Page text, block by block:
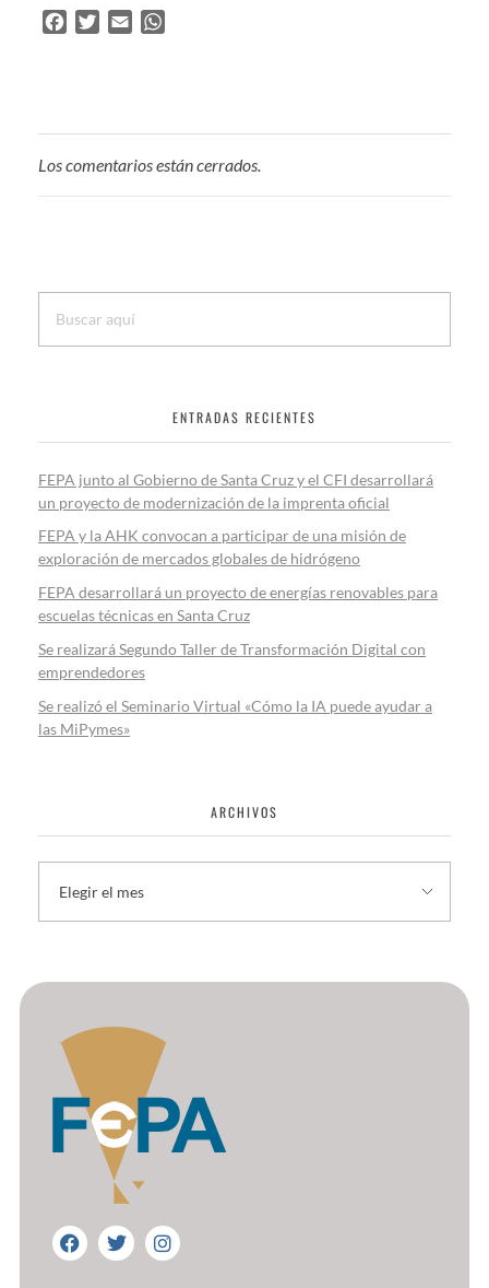
o
o
e
r
A
p
Los comentarios están cerrados.
ENTRADAS RECIENTES
FEPA junto al Gobierno de Santa Cruz y el CFI desarrollará
un proyecto de modernización de la imprenta oficial
FEPA y la AHK convocan a participar de una misión de
exploración de mercados globales de hidrógeno
FEPA desarrollará un proyecto de energías renovables para
escuelas técnicas en Santa Cruz
Se realizará Segundo Taller de Transformación Digital con
emprendedores
Se realizó el Seminario Virtual «Cómo la IA puede ayudar a
las MiPymes»
ARCHIVOS